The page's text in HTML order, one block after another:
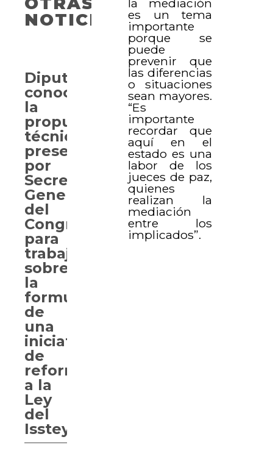
es un tema
importante
porque se
puede
prevenir que
las diferencias
o situaciones
sean mayores.
“Es
importante
recordar que
aquí en el
estado es una
labor de los
jueces de paz,
quienes
realizan la
mediación
entre los
implicados”.
NOTICIAS
Diputados
conocen
la
propuesta
técnica,
presentada
por
Secretaría
General
del
Congreso,
para
trabajar
sobre
la
formulación
de
una
iniciativa
de
reforma
a la
Ley
del
Isstey